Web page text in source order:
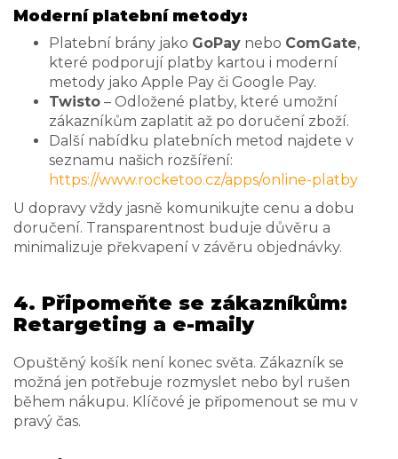
Moderní platební metody:
Platební brány jako GoPay nebo ComGate,
které podporují platby kartou i moderní
metody jako Apple Pay či Google Pay.
Twisto – Odložené platby, které umožní
zákazníkům zaplatit až po doručení zboží.
Další nabídku platebních metod najdete v
seznamu našich rozšíření:
https://www.rocketoo.cz/apps/online-platby
U dopravy vždy jasně komunikujte cenu a dobu
doručení. Transparentnost buduje důvěru a
minimalizuje překvapení v závěru objednávky.
4. Připomeňte se zákazníkům:
Retargeting a e-maily
Opuštěný košík není konec světa. Zákazník se
možná jen potřebuje rozmyslet nebo byl rušen
během nákupu. Klíčové je připomenout se mu v
pravý čas.